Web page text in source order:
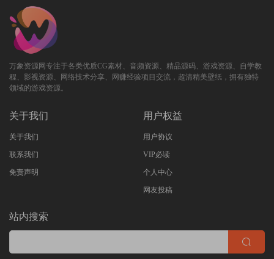
万象资源网专注于各类优质CG素材、音频资源、精品源码、游戏资源、自学教
程、影视资源、网络技术分享、网赚经验项目交流，超清精美壁纸，拥有独特
领域的游戏资源。
关于我们
关于我们
联系我们
免责声明
用户权益
用户协议
VIP必读
个人中心
网友投稿
站内搜索